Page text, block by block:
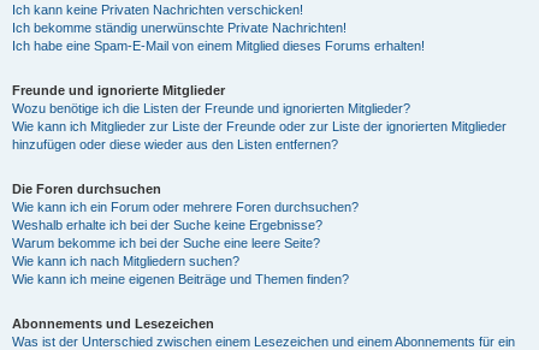
Ich kann keine Privaten Nachrichten verschicken!
Ich bekomme ständig unerwünschte Private Nachrichten!
Ich habe eine Spam-E-Mail von einem Mitglied dieses Forums erhalten!
Freunde und ignorierte Mitglieder
Wozu benötige ich die Listen der Freunde und ignorierten Mitglieder?
Wie kann ich Mitglieder zur Liste der Freunde oder zur Liste der ignorierten Mitglieder
hinzufügen oder diese wieder aus den Listen entfernen?
Die Foren durchsuchen
Wie kann ich ein Forum oder mehrere Foren durchsuchen?
Weshalb erhalte ich bei der Suche keine Ergebnisse?
Warum bekomme ich bei der Suche eine leere Seite?
Wie kann ich nach Mitgliedern suchen?
Wie kann ich meine eigenen Beiträge und Themen finden?
Abonnements und Lesezeichen
Was ist der Unterschied zwischen einem Lesezeichen und einem Abonnements für ein